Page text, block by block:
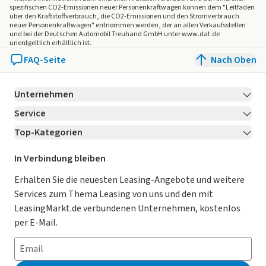
LED-Tagfahrlicht
Follow-me-Home Funktion in die Hauptscheinwerfer
integriert
Angebot 2025-024023-449891 Seite 3/4
Privacy Glas, verstärkte Tönung der Heckscheibe
Scheinwerfer-Reinigungsanlage
Auf-/Abwärtsautomatik an allen elektrisch verstellbaren
Fenstern
Bi-LED-Scheinwerfer
Abblendlichtautomatik
Scheibenwischer, beheizbar
Rückleuchten mit LED Lichtsignatur
Elektrische Fensterheber vorne
Elektrische Fensterheber hinten
Einklemmschutz an allen elektrisch verstellbaren Fenstern
spezifischen CO2-Emissionen neuer Personenkraftwagen können dem "Leitfaden
über den Kraftstoffverbrauch, die CO2-Emissionen und den Stromverbrauch
neuer Personenkraftwagen" entnommen werden, der an allen Verkaufsstellen
und bei der Deutschen Automobil Treuhand GmbH unter www.dat.de
unentgeltlich erhältlich ist.
FAQ-Seite Nach Oben
Unternehmen
Über LeasingMarkt.de
Karriere Jetzt bewerben!
Für Händler
Kooperation mit AutoScout24
AGB
Datenschutz
Impressum
Service
Kontakt
Ratgeber
Magazin
Datenschutz-Einstellungen
So funktioniert’s
Häufig gestellte Fragen
Leasing-Lexikon
Top-Kategorien
Leasing Deals
Gebrauchtwagen Leasing
Leasing ohne Anzahlung
E-Auto Leasing
Privatleasing
Leasing-Vergleiche
In Verbindung bleiben
Erhalten Sie die neuesten Leasing-Angebote und weitere
Services zum Thema Leasing von uns und den mit
LeasingMarkt.de verbundenen Unternehmen, kostenlos
per E-Mail.